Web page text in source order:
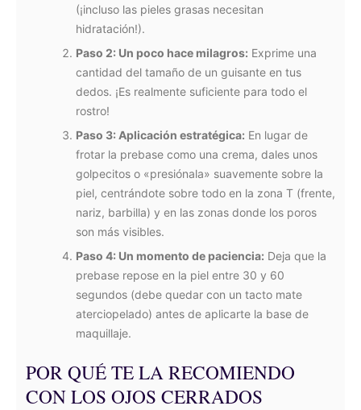
(¡incluso las pieles grasas necesitan
hidratación!).
Paso 2: Un poco hace milagros: Exprime una
cantidad del tamaño de un guisante en tus
dedos. ¡Es realmente suficiente para todo el
rostro!
Paso 3: Aplicación estratégica: En lugar de
frotar la prebase como una crema, dales unos
golpecitos o «presiónala» suavemente sobre la
piel, centrándote sobre todo en la zona T (frente,
nariz, barbilla) y en las zonas donde los poros
son más visibles.
Paso 4: Un momento de paciencia: Deja que la
prebase repose en la piel entre 30 y 60
segundos (debe quedar con un tacto mate
aterciopelado) antes de aplicarte la base de
maquillaje.
POR QUÉ TE LA RECOMIENDO
CON LOS OJOS CERRADOS